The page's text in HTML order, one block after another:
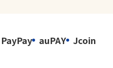
PayPay auPAY Jcoin